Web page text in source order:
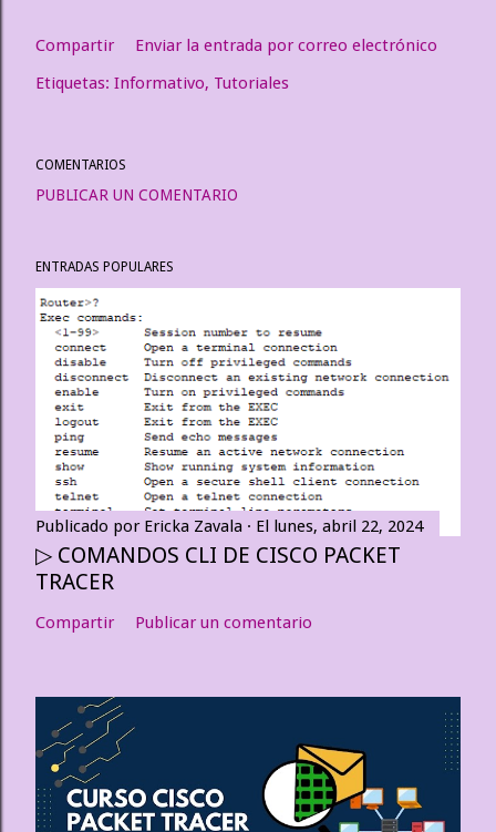
Compartir
Enviar la entrada por correo electrónico
Etiquetas: Informativo Tutoriales
COMENTARIOS
PUBLICAR UN COMENTARIO
ENTRADAS POPULARES
Publicado por Ericka Zavala El lunes, abril 22, 2024
▷ COMANDOS CLI DE CISCO PACKET
TRACER
Compartir Publicar un comentario